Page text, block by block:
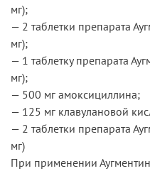
мг);
— 2 таблетки препарата
мг);
— 1 таблетку препарата
мг);
— 500 мг амоксициллина;
— 125 мг клавулановой
— 2 таблетки препарата
мг)
При применении